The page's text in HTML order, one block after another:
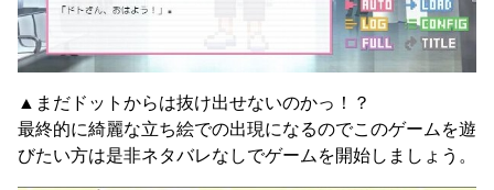
▲まだドットからは抜け出せないのかっ！？
最終的に綺麗な立ち絵での出現になるのでこのゲームを遊
びたい方は是非ネタバレなしでゲームを開始しましょう。